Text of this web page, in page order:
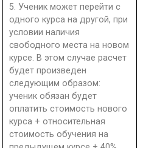
5. Ученик может перейти с
одного курса на другой, при
условии наличия
свободного места на новом
курсе. В этом случае расчет
будет произведен
следующим образом:
ученик обязан будет
оплатить стоимость нового
курса + относительная
стоимость обучения на